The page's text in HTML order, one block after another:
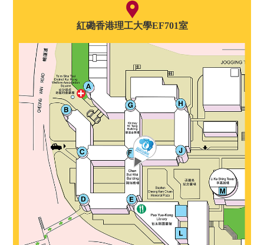
紅磡香港理工大學EF701室